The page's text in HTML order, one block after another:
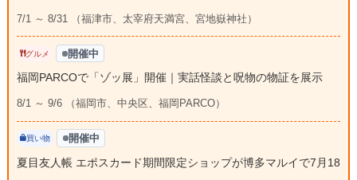
7/1 ～ 8/31 （福津市、太宰府天満宮、宮地嶽神社）
グルメ 開催中
福岡PARCOで「ゾッ展」開催｜実話怪談と呪物の物証を展示
8/1 ～ 9/6 （福岡市、中央区、福岡PARCO）
買い物 開催中
夏目友人帳 エポスカード期間限定ショップが博多マルイで7月18